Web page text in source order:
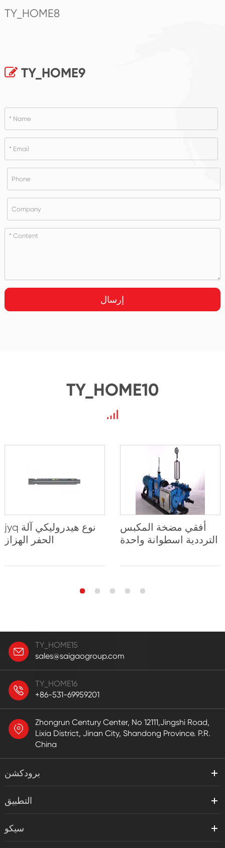
TY_HOME8
TY_HOME9
إرسال
TY_HOME10
jyq نوع هيدروليكي آلة
الحفر الهزاز
أفقي مضخة المكبس
الترددية اسطوانة واحدة
TY_HOME15
sales@saigaogroup.com
TY_HOME16
+86-531-69959201
Zhongrun Century Center, No 12111,Jingshi Road,
Lixia District, Jinan City, Shandong Province. P.R.
China
برودكشن
التطبيق
سيكو